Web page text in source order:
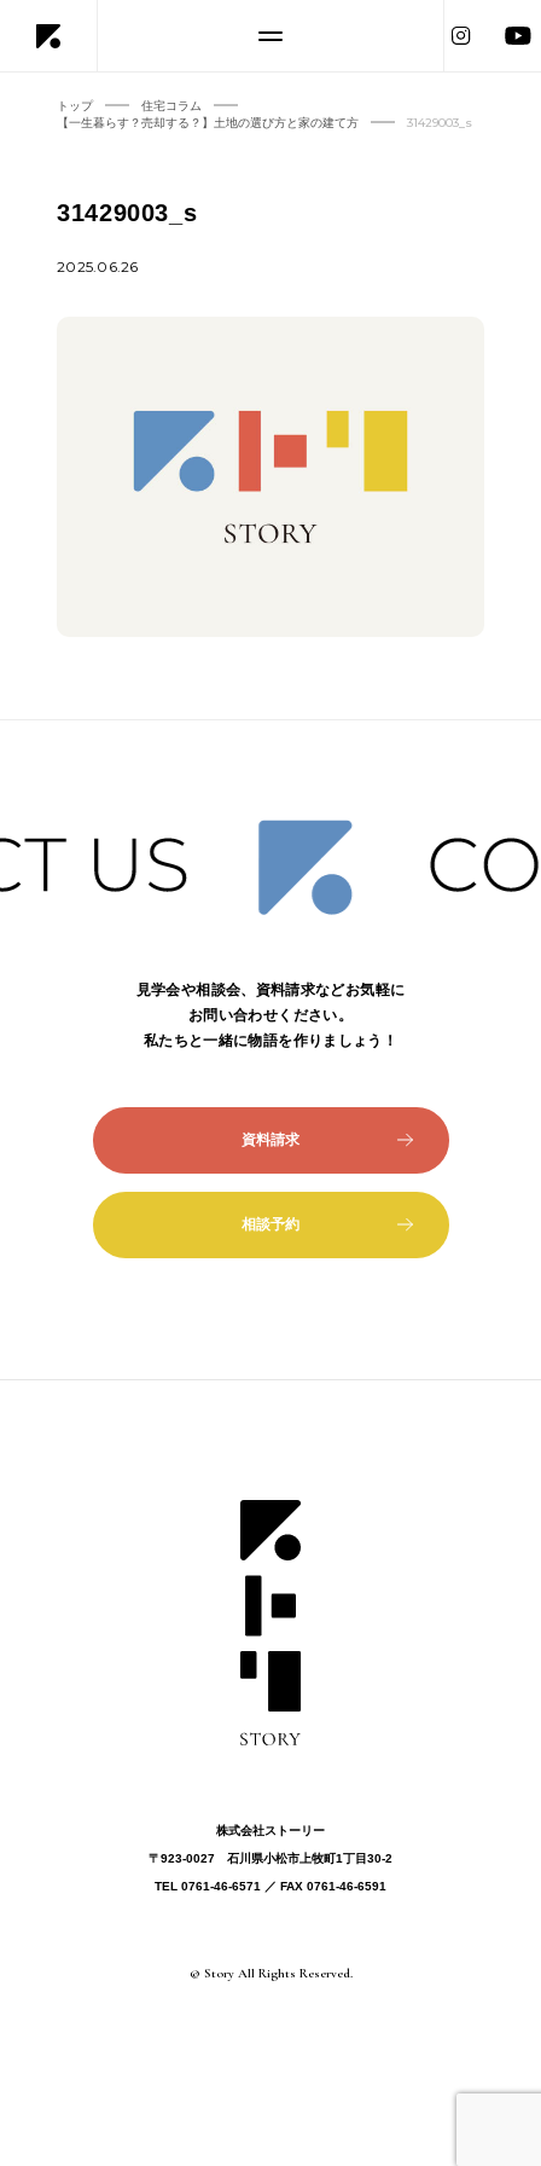
トップ
住宅コラム
【一生暮らす？売却する？】土地の選び方と家の建て方
31429003_s
31429003_s
2025.06.26
見学会や相談会、資料請求などお気軽に
お問い合わせください。
私たちと一緒に物語を作りましょう！
資料請求
相談予約
株式会社ストーリー
〒923-0027 ⽯川県⼩松市上牧町1丁目30-2
TEL 0761-46-6571 ／ FAX 0761-46-6591
© Story All Rights Reserved.